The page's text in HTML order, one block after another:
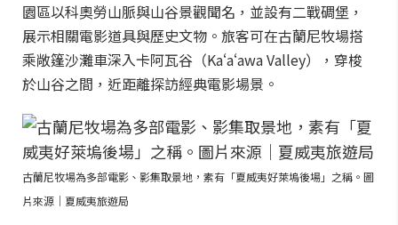
園區以科奧勞山脈與山谷景觀聞名，並設有二戰碉堡，
展示相關電影道具與歷史文物。旅客可在古蘭尼牧場搭
乘敞篷沙灘車深入卡阿瓦谷（Kaʻaʻawa Valley），穿梭
於山谷之間，近距離探訪經典電影場景。
古蘭尼牧場為多部電影、影集取景地，素有「夏威夷好萊塢後場」之稱。圖
片來源｜夏威夷旅遊局